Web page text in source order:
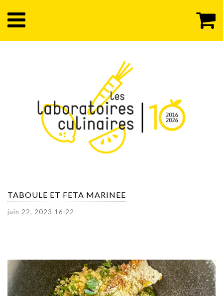
TABOULE ET FETA MARINEE
juin 22, 2023 16:22